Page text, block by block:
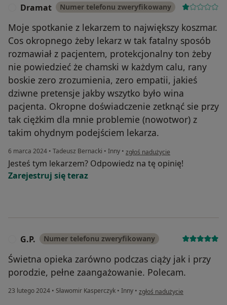
Dramat Numer telefonu zweryfikowany
Moje spotkanie z lekarzem to największy koszmar.
Cos okropnego żeby lekarz w tak fatalny sposób
rozmawiał z pacjentem, protekcjonalny ton żeby
nie powiedzieć że chamski w każdym calu, rany
boskie zero zrozumienia, zero empatii, jakieś
dziwne pretensje jakby wszytko było wina
pacjenta. Okropne doświadczenie zetknąć sie przy
tak ciężkim dla mnie problemie (nowotwor) z
takim ohydnym podejściem lekarza.
6 marca 2024 • Tadeusz Bernacki • Inny • w opinii użytkownika Dramat
zgłoś nadużycie
Jesteś tym lekarzem? Odpowiedz na tę opinię!
Zarejestruj się teraz
G.P. Numer telefonu zweryfikowany
Świetna opieka zarówno podczas ciąży jak i przy
porodzie, pełne zaangażowanie. Polecam.
23 lutego 2024 • Sławomir Kasperczyk • Inny • w opinii użytkownika G.P.
zgłoś nadużycie